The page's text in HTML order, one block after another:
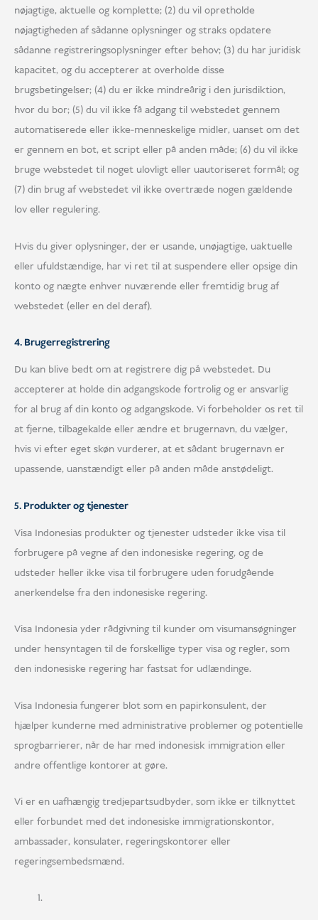
nøjagtige, aktuelle og komplette; (2) du vil opretholde
nøjagtigheden af sådanne oplysninger og straks opdatere
sådanne registreringsoplysninger efter behov; (3) du har juridisk
kapacitet, og du accepterer at overholde disse
brugsbetingelser; (4) du er ikke mindreårig i den jurisdiktion,
hvor du bor; (5) du vil ikke få adgang til webstedet gennem
automatiserede eller ikke-menneskelige midler, uanset om det
er gennem en bot, et script eller på anden måde; (6) du vil ikke
bruge webstedet til noget ulovligt eller uautoriseret formål; og
(7) din brug af webstedet vil ikke overtræde nogen gældende
lov eller regulering.
Hvis du giver oplysninger, der er usande, unøjagtige, uaktuelle
eller ufuldstændige, har vi ret til at suspendere eller opsige din
konto og nægte enhver nuværende eller fremtidig brug af
webstedet (eller en del deraf).
4. Brugerregistrering
Du kan blive bedt om at registrere dig på webstedet. Du
accepterer at holde din adgangskode fortrolig og er ansvarlig
for al brug af din konto og adgangskode. Vi forbeholder os ret til
at fjerne, tilbagekalde eller ændre et brugernavn, du vælger,
hvis vi efter eget skøn vurderer, at et sådant brugernavn er
upassende, uanstændigt eller på anden måde anstødeligt.
5. Produkter og tjenester
Visa Indonesias produkter og tjenester udsteder ikke visa til
forbrugere på vegne af den indonesiske regering, og de
udsteder heller ikke visa til forbrugere uden forudgående
anerkendelse fra den indonesiske regering.
Visa Indonesia yder rådgivning til kunder om visumansøgninger
under hensyntagen til de forskellige typer visa og regler, som
den indonesiske regering har fastsat for udlændinge.
Visa Indonesia fungerer blot som en papirkonsulent, der
hjælper kunderne med administrative problemer og potentielle
sprogbarrierer, når de har med indonesisk immigration eller
andre offentlige kontorer at gøre.
Vi er en uafhængig tredjepartsudbyder, som ikke er tilknyttet
eller forbundet med det indonesiske immigrationskontor,
ambassader, konsulater, regeringskontorer eller
regeringsembedsmænd.